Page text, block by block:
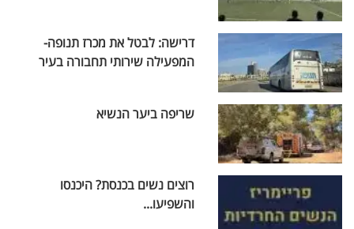
דרישה: לבטל את מכרז תנופה-
המפעילה שירותי תחבורה בעיר
שריפה ביער הנשיא
רוצים נשים בכנסת? היכנסו
והשפיעו...